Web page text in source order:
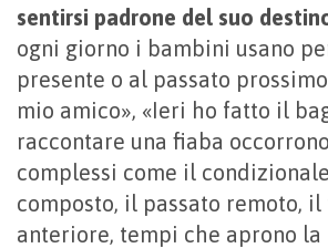
sentirsi padrone del suo
ogni giorno i bambini usano
presente o al passato
mio amico», «Ieri ho fatto il
raccontare una fiaba
complessi come il
composto, il passato remoto,
anteriore, tempi che aprono la